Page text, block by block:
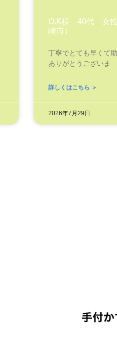
O.K様 40代 女性
崎市）
丁寧でとても早くて助
ありがとうございま
詳しくはこちら ＞
2026年7月29日